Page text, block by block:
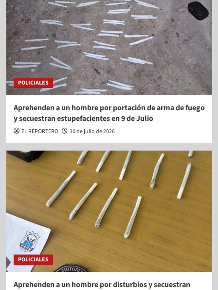
POLICIALES
Aprehenden a un hombre por portación de arma de fuego
y secuestran estupefacientes en 9 de Julio
EL REPORTERO 30 de julio de 2026
POLICIALES
Aprehenden a un hombre por disturbios y secuestran